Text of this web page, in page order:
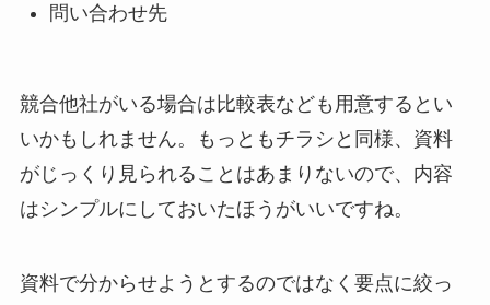
問い合わせ先
競合他社がいる場合は比較表なども用意するとい
いかもしれません。もっともチラシと同様、資料
がじっくり見られることはあまりないので、内容
はシンプルにしておいたほうがいいですね。
資料で分からせようとするのではなく要点に絞っ